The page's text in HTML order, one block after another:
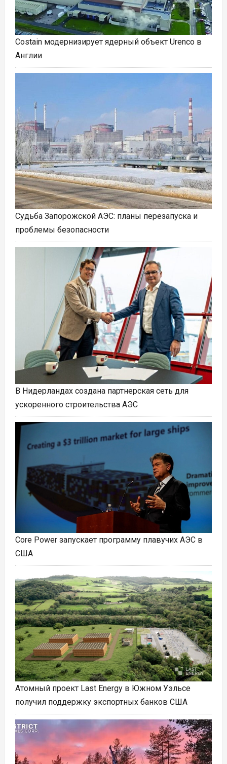
Costain модернизирует ядерный объект Urenco в
Англии
Судьба Запорожской АЭС: планы перезапуска и
проблемы безопасности
В Нидерландах создана партнерская сеть для
ускоренного строительства АЭС
Core Power запускает программу плавучих АЭС в
США
Атомный проект Last Energy в Южном Уэльсе
получил поддержку экспортных банков США